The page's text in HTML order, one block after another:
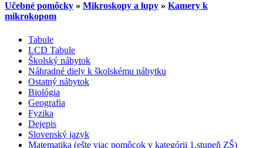
Učebné pomôcky » Mikroskopy a lupy » Kamery k
mikrokopom
Tabule
LCD Tabule
Školský nábytok
Náhradné diely k školskému nábytku
Ostatný nábytok
Biológia
Geografia
Fyzika
Dejepis
Slovenský jazyk
Matematika (ešte viac pomôcok v kategórii 1.stupeň ZŠ)